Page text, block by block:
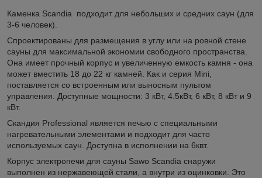
Каменка Scandia подходит для небольших и средних саун (для
3-6 человек).
Спроектированы для размещения в углу или на ровной стене
сауны для максимальной экономии свободного пространства.
Она имеет прочный корпус и увеличенную емкость камня - она
может вместить 18 до 22 кг камней. Как и серия Mini,
поставляется со встроенным или выносным пультом
управления. Доступные мощности: 3 кВт, 4.5кВт, 6 кВт, 8 кВт и 9
кВт.
Скандия Professional является печью с специальными
нагревательными элементами и подходит для часто
используемых саун. Доступна в исполнении на 6квт.
Корпус электропечи для сауны Sawo Scandia снаружи
выполнен из нержавеющей стали, а внутри из оцинковки. Это